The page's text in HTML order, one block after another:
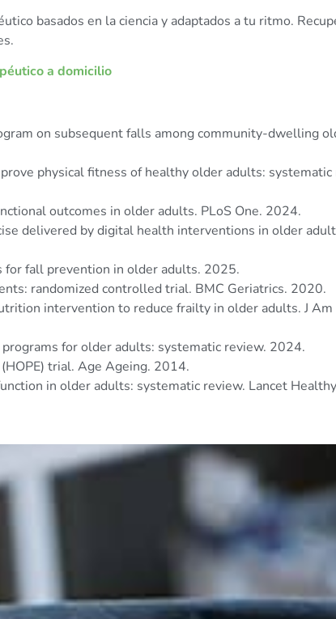
basados en la ciencia y adaptados a tu ritmo.
a domicilio
on subsequent falls among community-dwelling
physical fitness of healthy older adults: systematic
outcomes in older adults. PLoS One. 2024.
delivered by digital health interventions in older
for fall prevention in older adults. 2025.
randomized controlled trial. BMC Geriatrics. 2020.
intervention to reduce frailty in older adults. J
for older adults: systematic review. 2024.
trial. Age Ageing. 2014.
in older adults: systematic review. Lancet